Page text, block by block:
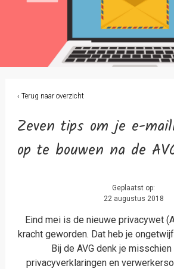
‹ Terug naar overzicht
Zeven tips om je e-
op te bouwen na de
Geplaatst op:
22 augustus 2018
Eind mei is de nieuwe privacywet
kracht geworden. Dat heb je
Bij de AVG denk je misschien
privacyverklaringen en